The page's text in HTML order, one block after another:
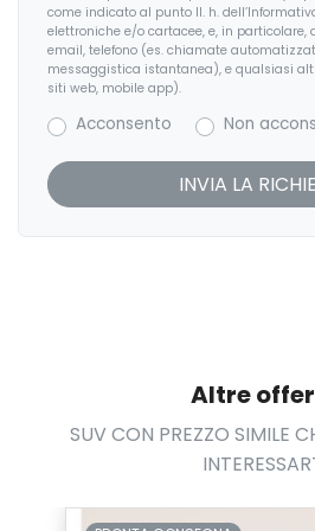
Inserti in acciaio esterni
Interni in pelle
Interni personalizzazione colori
Pacchetto
Radio DAB
come indicato al punto II. h.
elettroniche e/o cartacee, e, in particolare,
email, telefono (es. chiamate
messaggistica istantanea), e qualsiasi
siti web, mobile app).
Acconsento Non
Altre
SUV CON PREZZO SIMILE